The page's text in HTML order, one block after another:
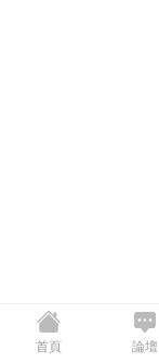
首頁 論壇